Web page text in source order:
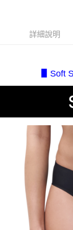
帳／街口支付／iPASS
用戶於交易時，得透
資料（包含姓名、電
由本公司與您本人進
3.完整用戶服務條款，
結帳頁面，進行簡訊
※ 請注意：結帳手續
購買商品的店家。未
後付繳納相關費用。
※ 交易是否成功請以
是否繳費成功／繳費
【注意事項】
１．透過由恩沛科技
易，需依本服務之必
權轉讓予恩沛科技股份
２．關於個人資料處理
https://aftee.tw/terms/
３．未成年的使用者
「AFTEE先享後付」
４．使用「AFTEE先
時審查核予不同之上
請求用戶進行身份認證。
付款後7-11取貨
宅配(不含釣魚台列
美、白沙、烈嶼、烏
每筆NT$200
詳細說明
▋Soft